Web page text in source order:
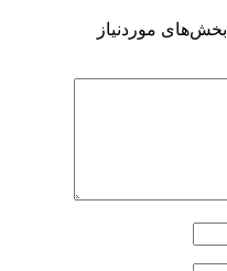
بخش‌های موردنیاز